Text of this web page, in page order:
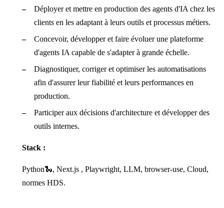
Déployer et mettre en production des agents d'IA chez les
clients en les adaptant à leurs outils et processus métiers.
Concevoir, développer et faire évoluer une plateforme
d'agents IA capable de s'adapter à grande échelle.
Diagnostiquer, corriger et optimiser les automatisations
afin d'assurer leur fiabilité et leurs performances en
production.
Participer aux décisions d'architecture et développer des
outils internes.
Stack :
Python🐍, Next.js , Playwright, LLM, browser-use, Cloud,
normes HDS.